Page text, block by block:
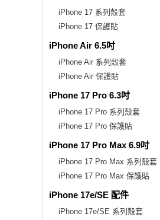
iPhone 17 系列殼套
iPhone 17 保護貼
iPhone Air 6.5吋
iPhone Air 系列殼套
iPhone Air 保護貼
iPhone 17 Pro 6.3吋
iPhone 17 Pro 系列殼套
iPhone 17 Pro 保護貼
iPhone 17 Pro Max 6.9吋
iPhone 17 Pro Max 系列殼套
iPhone 17 Pro Max 保護貼
iPhone 17e/SE 配件
iPhone 17e/SE 系列殼套